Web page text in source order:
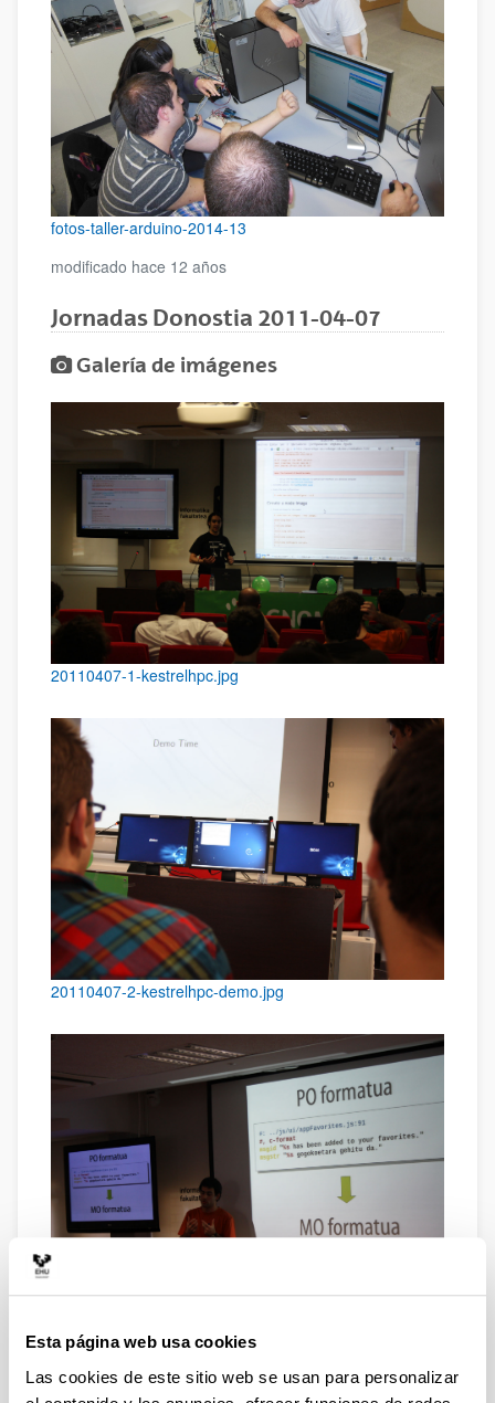
Esta página web usa cookies
Las cookies de este sitio web se usan para personalizar
fotos-taller-arduino-2014-13
modificado hace 12 años
Jornadas Donostia 2011-04-07
Galería de imágenes
20110407-1-kestrelhpc.jpg
20110407-2-kestrelhpc-demo.jpg